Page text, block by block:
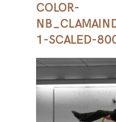
COLOR-
1-SCALED-